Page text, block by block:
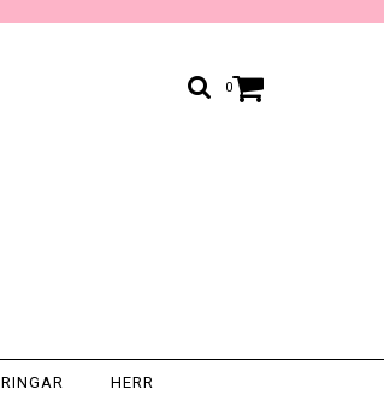
0
RINGAR HERR